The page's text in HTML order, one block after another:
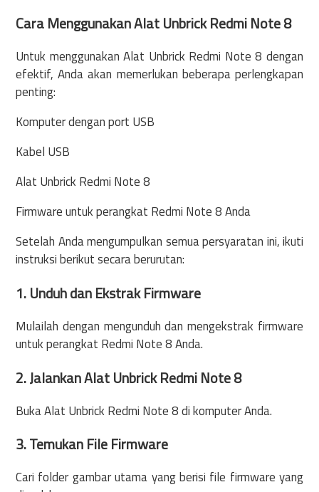
Cara Menggunakan Alat Unbrick Redmi Note 8
Untuk menggunakan Alat Unbrick Redmi Note 8 dengan
efektif, Anda akan memerlukan beberapa perlengkapan
penting:
Komputer dengan port USB
Kabel USB
Alat Unbrick Redmi Note 8
Firmware untuk perangkat Redmi Note 8 Anda
Setelah Anda mengumpulkan semua persyaratan ini, ikuti
instruksi berikut secara berurutan:
1. Unduh dan Ekstrak Firmware
Mulailah dengan mengunduh dan mengekstrak firmware
untuk perangkat Redmi Note 8 Anda.
2. Jalankan Alat Unbrick Redmi Note 8
Buka Alat Unbrick Redmi Note 8 di komputer Anda.
3. Temukan File Firmware
Cari folder gambar utama yang berisi file firmware yang